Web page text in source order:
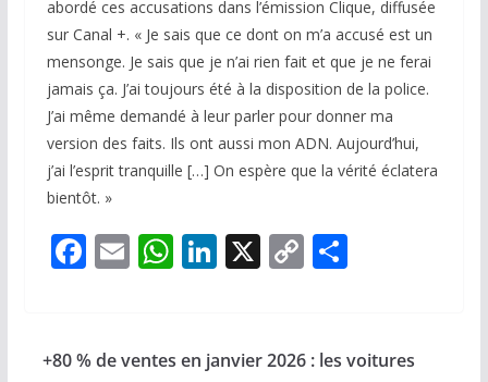
abordé ces accusations dans l’émission Clique, diffusée
sur Canal +. « Je sais que ce dont on m’a accusé est un
mensonge. Je sais que je n’ai rien fait et que je ne ferai
jamais ça. J’ai toujours été à la disposition de la police.
J’ai même demandé à leur parler pour donner ma
version des faits. Ils ont aussi mon ADN. Aujourd’hui,
j’ai l’esprit tranquille […] On espère que la vérité éclatera
bientôt. »
F
b
E
l
W
s
Li
e
X C
y
P
g
+80 % de ventes en janvier 2026 : les voitures